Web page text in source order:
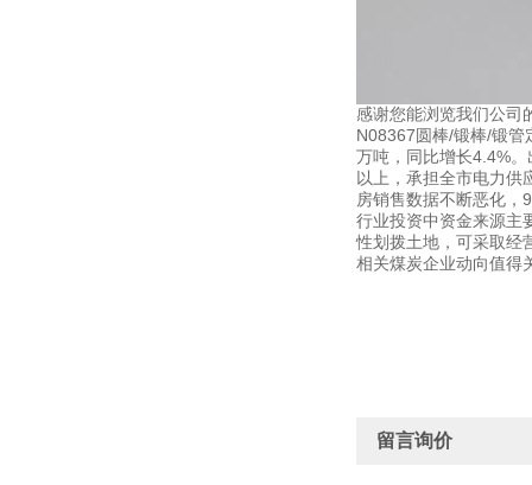
感谢您能浏览我们公司
N08367圆棒/锻棒/锻
万吨，同比增长4.4%
以上，承担全市电力
房销售数据不断恶化，
行业投资中资金来源
性划拨土地，可采取经
相关煤炭企业动向值得
留言询价